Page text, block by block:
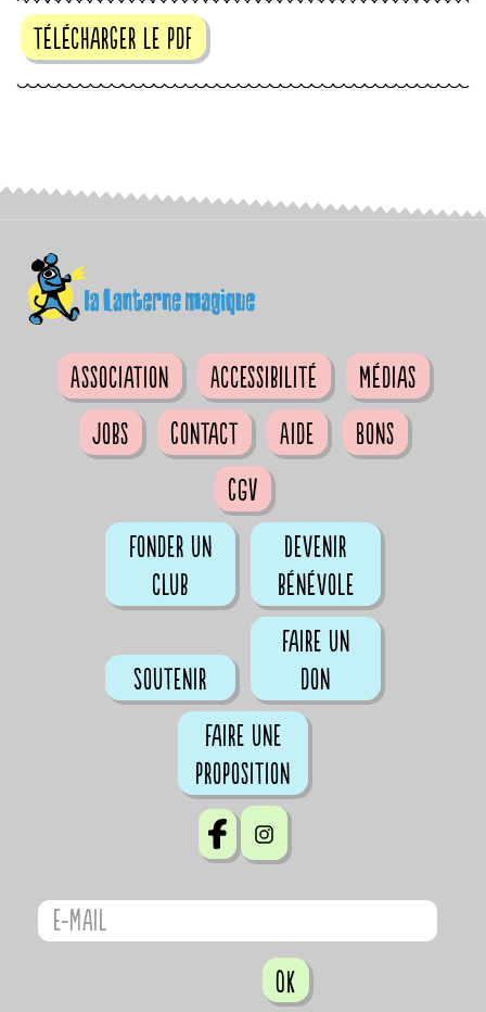
télécharger le pdf
Association Accessibilité
Médias
Jobs
Contact Aide
Bons
CGV
Fonder un
club
Devenir
bénévole
Soutenir
Faire un
don
Faire une
proposition
OK